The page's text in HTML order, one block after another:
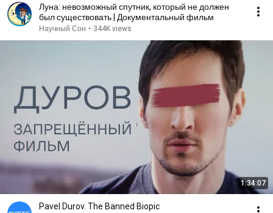
Луна: невозможный спутник, который не должен
был существовать | Документальный фильм
Научный Сон • 344K views
1:34:07
Pavel Durov. The Banned Biopic